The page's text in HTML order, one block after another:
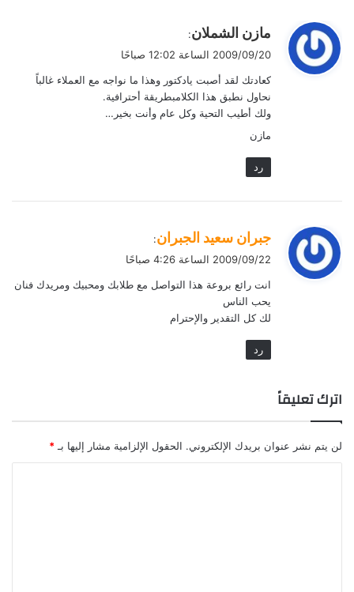
ق
ل
مازن الشملان:
2009/09/20 الساعة 12:02 صباحًا
كعادتك لقد أصبت يادكتور وهذا ما نواجه مع العملاء غالباً
نحاول نطبق هذا الكلامبطريقة أحترافية.
ولك أطيب التحية وكل عام وأنت بخير…
مازن
رد
ي
ق
ل
جبران سعيد الجبران:
2009/09/22 الساعة 4:26 صباحًا
انت رائع بروعة هذا التواصل مع طلابك ومحبيك ومريدك فنان
يحب الناس
لك كل التقدير والإحترام
رد
اترك تعليقاً
لن يتم نشر عنوان بريدك الإلكتروني. الحقول الإلزامية مشار إليها بـ *